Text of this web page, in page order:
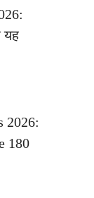
यह
2026:
180